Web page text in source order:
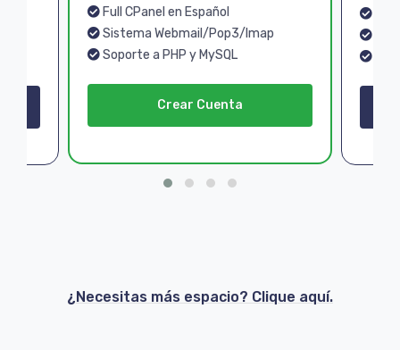
Full CPanel en Español
Sistema Webmail/Pop3/Imap
Soporte a PHP y MySQL
Crear Cuenta
¿Necesitas más espacio? Clique aquí.